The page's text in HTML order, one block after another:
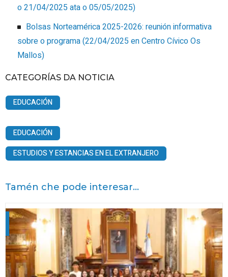
o 21/04/2025 ata o 05/05/2025)
Bolsas Norteamérica 2025-2026: reunión informativa
sobre o programa(22/04/2025 en Centro Cívico Os
Mallos)
CATEGORÍAS DA NOTICIA
EDUCACIÓN
EDUCACIÓN
ESTUDIOS Y ESTANCIAS EN EL EXTRANJERO
Tamén che pode interesar...